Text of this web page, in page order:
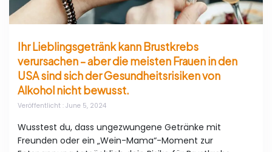
Ihr Lieblingsgetränk kann Brustkrebs
verursachen – aber die meisten Frauen in den
USA sind sich der Gesundheitsrisiken von
Alkohol nicht bewusst.
Veröffentlicht : June 5, 2024
Wusstest du, dass ungezwungene Getränke mit
Freunden oder ein „Wein-Mama“-Moment zur